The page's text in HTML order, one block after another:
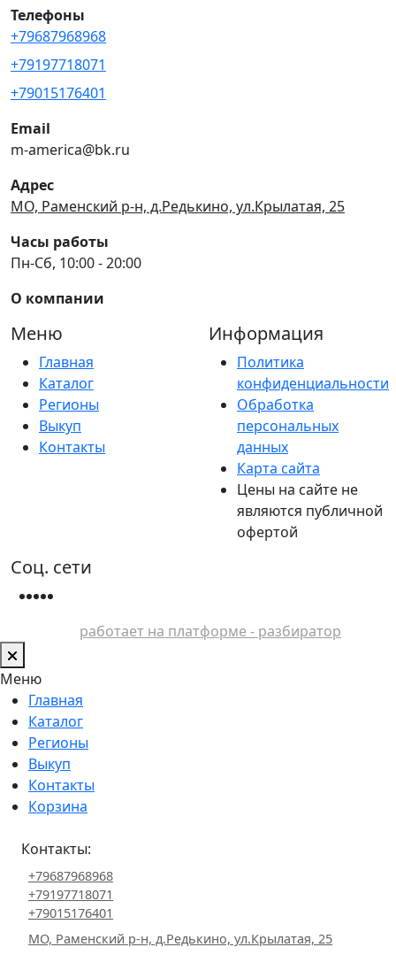
Телефоны
+79687968968
+79197718071
+79015176401
Email
m-america@bk.ru
Адрес
МО, Раменский р-н, д.Редькино, ул.Крылатая, 25
Часы работы
Пн-Сб, 10:00 - 20:00
О компании
Меню
Главная
Каталог
Регионы
Выкуп
Контакты
Информация
Политика
конфиденциальности
Обработка
персональных
данных
Карта сайта
Цены на сайте не
являются публичной
офертой
Соц. сети
работает на платформе - разбиратор
Меню
Главная
Каталог
Регионы
Выкуп
Контакты
Корзина
Контакты:
+79687968968
+79197718071
+79015176401
МО, Раменский р-н, д.Редькино, ул.Крылатая, 25